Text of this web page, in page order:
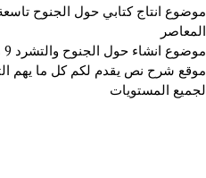
موضوع انتاج كتابي حول الجنوح
المعاصر
موضوع انشاء حول الجنوح والتشرد 9 مع الإصلاح – محور من شواغل عالمنا المعاصر
موقع شرح نص يقدم لكم كل ما يهم
لجميع المستويات